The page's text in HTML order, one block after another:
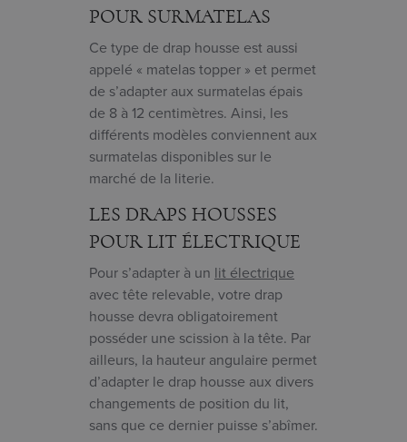
POUR SURMATELAS
Ce type de drap housse est aussi
appelé « matelas topper » et permet
de s’adapter aux surmatelas épais
de 8 à 12 centimètres. Ainsi, les
différents modèles conviennent aux
surmatelas disponibles sur le
marché de la literie.
LES DRAPS HOUSSES
POUR LIT ÉLECTRIQUE
Pour s’adapter à un lit électrique
avec tête relevable, votre drap
housse devra obligatoirement
posséder une scission à la tête. Par
ailleurs, la hauteur angulaire permet
d’adapter le drap housse aux divers
changements de position du lit,
sans que ce dernier puisse s’abîmer.